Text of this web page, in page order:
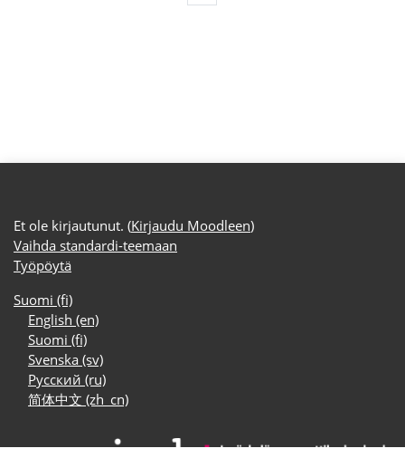
Et ole kirjautunut. (Kirjaudu Moodleen)
Vaihda standardi-teemaan
Työpöytä
Suomi ‎(fi)‎
English ‎(en)‎
Suomi ‎(fi)‎
Svenska ‎(sv)‎
Русский ‎(ru)‎
简体中文 ‎(zh_cn)‎